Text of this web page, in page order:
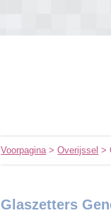
Voorpagina>Overijssel >
Glaszetters